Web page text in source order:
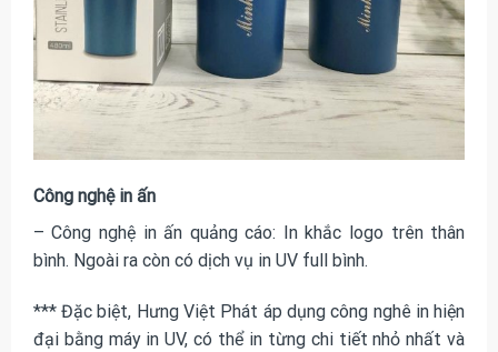
Công nghệ in ấn
– Công nghệ in ấn quảng cáo: In khắc logo trên thân
bình. Ngoài ra còn có dịch vụ in UV full bình.
*** Đặc biệt, Hưng Việt Phát áp dụng công nghê in hiện
đại bằng máy in UV, có thể in từng chi tiết nhỏ nhất và